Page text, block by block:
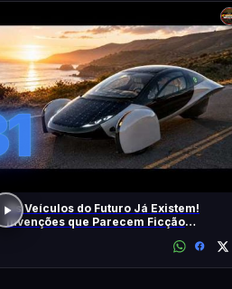
Os Veículos do Futuro Já Existem!
Invenções que Parecem Ficção